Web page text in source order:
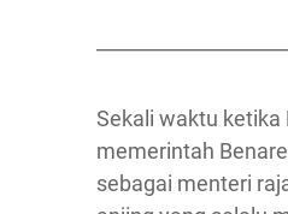
Sekali waktu ketika
memerintah
sebagai menteri